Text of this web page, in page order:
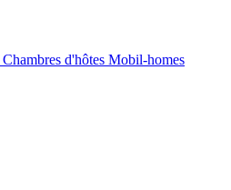
Chambres d'hôtes Mobil-homes